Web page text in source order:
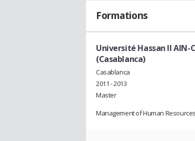
Formations
Université Hassan II AIN-
(Casablanca)
Casablanca
2011 - 2013
Master
Management of Human Resources